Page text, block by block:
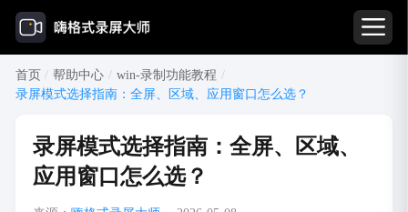
首页 / 帮助中心 / win-录制功能教程 /
录屏模式选择指南：全屏、区域、应用窗口怎么选？
录屏模式选择指南：全屏、区域、
应用窗口怎么选？